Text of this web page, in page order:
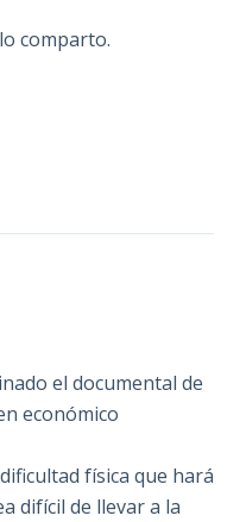
comparto.
el documental de
económico
física que hará
difícil de llevar a la